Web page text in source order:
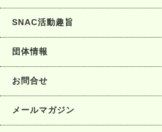
SNAC活動趣旨
団体情報
お問合せ
メールマガジン